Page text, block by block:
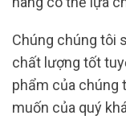
Chúng chúng tôi
chất lượng tốt
phẩm của chúng
muốn của quý